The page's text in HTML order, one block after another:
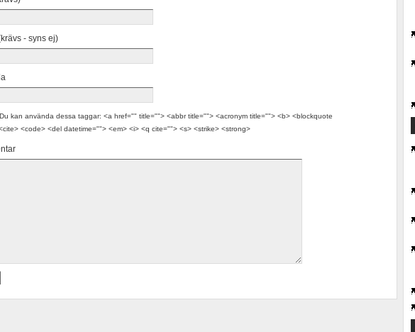
- syns ej)
Du kan använda dessa taggar: <a href="" title=""> <abbr title=""> <acronym title=""> <b> <blockquote
<code> <del datetime=""> <em> <i> <q cite=""> <s> <strike> <strong>